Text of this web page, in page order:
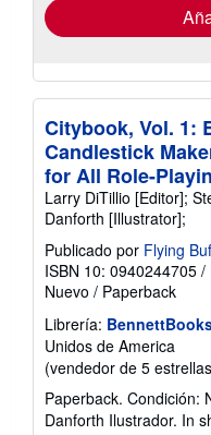
Citybook, Vol. 1:
Candlestick
for All Role-
Larry DiTillio [Editor];
Danforth [Illustrator];
Publicado por Flying
ISBN 10: 0940244705 /
Nuevo / Paperback
Librería:
Unidos de America
(vendedor de 5
Paperback. Condición:
Danforth Ilustrador. In